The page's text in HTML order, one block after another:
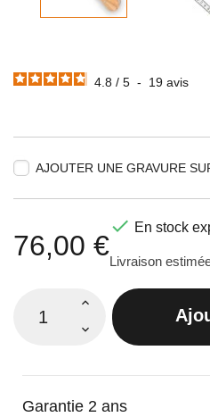
4.8 / 5 - 19 avis
AJOUTER UNE GRAVURE
76,00 €
 En stock
Livraison
Garantie 2 ans